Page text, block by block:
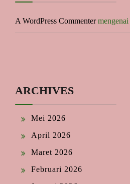
A WordPress Commentermengenai
ARCHIVES
Mei 2026
April 2026
Maret 2026
Februari 2026